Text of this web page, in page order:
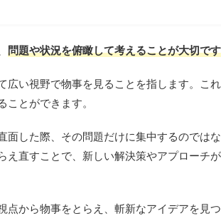
問題や状況を俯瞰して考えることが大切です
広い視野で物事を見ることを指します。これ
とができます。
面した際、その問題だけに集中するのでは
え直すことで、新しい解決策やアプローチ
点から物事をとらえ、斬新なアイデアを見